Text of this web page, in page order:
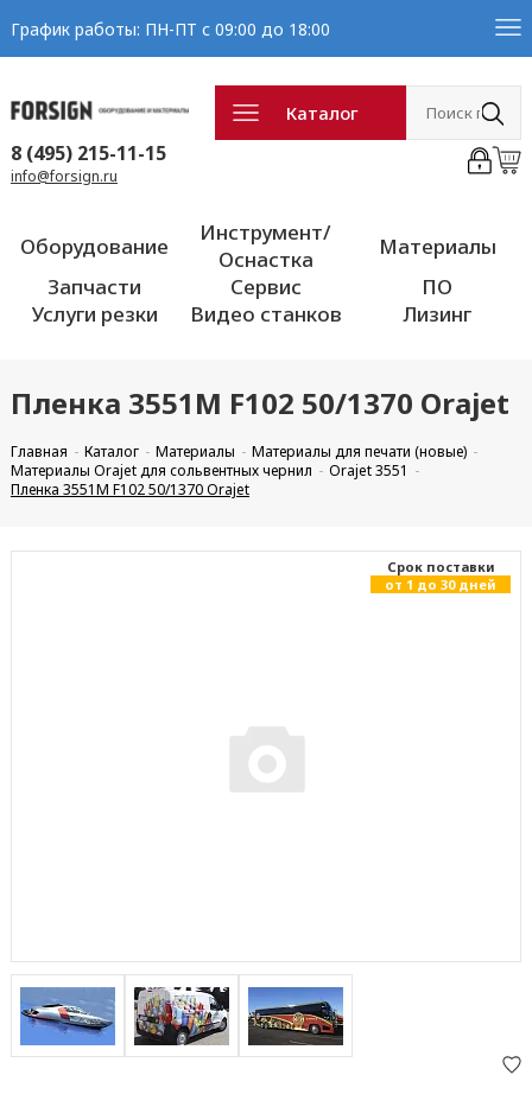
График работы: ПН-ПТ с 09:00 до 18:00
Каталог
8 (495) 215-11-15
info@forsign.ru
Оборудование
Инструмент/
Оснастка
Материалы
Запчасти
Сервис
ПО
Услуги резки
Видео станков Лизинг
Пленка 3551M F102 50/1370 Orajet
Главная Каталог Материалы
Материалы для печати (новые)
Материалы Orajet для сольвентных чернил
Orajet 3551
Пленка 3551M F102 50/1370 Orajet
Cрок поставки
от 1 до 30 дней